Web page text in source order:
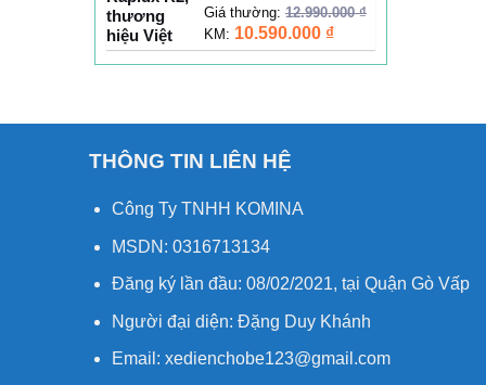
Giá thường: 12.990.000₫
KM: 10.590.000 ₫
THÔNG TIN LIÊN HỆ
Công Ty TNHH KOMINA
MSDN: 0316713134
Đăng ký lần đầu: 08/02/2021, tại Quận Gò Vấp
Người đại diện: Đặng Duy Khánh
Email: xedienchobe123@gmail.com